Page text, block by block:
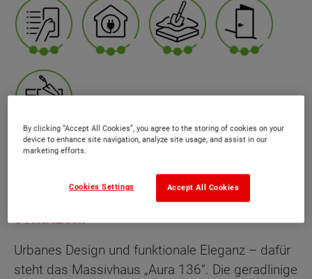
Für Familien, die modernes Design
schätzen.
Urbanes Design und funktionale Eleganz – dafür
steht das Massivhaus „Aura 136“. Die geradlinige
By clicking “Accept All Cookies”, you agree to the storing of cookies on your
device to enhance site navigation, analyze site usage, and assist in our
marketing efforts.
Accept All Cookies
Cookies Settings